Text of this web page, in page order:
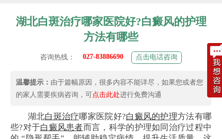
湖北白斑治疗哪家医院好?白癜风的护理
方法有哪些
咨询热线： 027-83886690 点击电话咨询
温馨提示： 由于篇幅原因，很多内容不能详尽，如果您或者您
的家人需要疾病咨询，可点击此处进行免费沟通
湖北白斑治疗哪家医院好?白癜风的护理方法有哪
些?对于白癜风患者而言，科学的护理如同治疗过程中